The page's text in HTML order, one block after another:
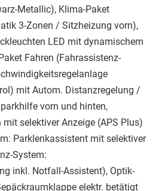
Metallic), Klima-Paket
3-Zonen / Sitzheizung vorn),
LED mit dynamischem
Fahren (Fahrassistenz-
mit Autom. Distanzregelung /
vorn und hinten,
selektiver Anzeige (APS Plus)
Parklenkassistent mit selektiver
System:
inkl. Notfall-Assistent), Optik-
elektr. betätigt